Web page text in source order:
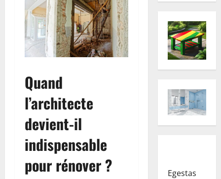
Quand
l’architecte
devient-il
indispensable
pour rénover ?
Egestas